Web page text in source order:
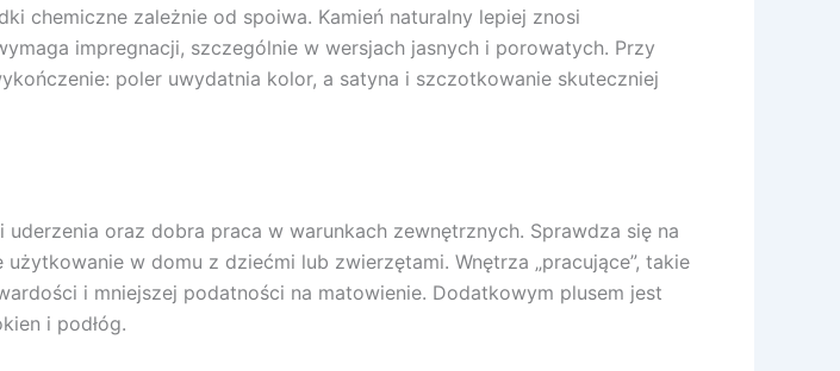
chemiczne zależnie od spoiwa. Kamień naturalny lepiej znosi
impregnacji, szczególnie w wersjach jasnych i porowatych. Przy
poler uwydatnia kolor, a satyna i szczotkowanie skuteczniej
oraz dobra praca w warunkach zewnętrznych. Sprawdza się na
w domu z dziećmi lub zwierzętami. Wnętrza „pracujące”, takie
i mniejszej podatności na matowienie. Dodatkowym plusem jest
i podłóg.